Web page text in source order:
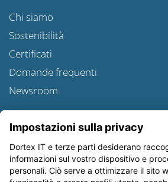
Chi siamo
Sostenibilità
Certificati
Domande frequenti
Newsroom
Informativa sulle spedizioni
Newsletter
Tutela dei dati